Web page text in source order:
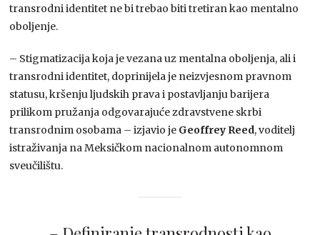
transrodni identitet ne bi trebao biti tretiran kao mentalno
oboljenje.
– Stigmatizacija koja je vezana uz mentalna oboljenja, ali i
transrodni identitet, doprinijela je neizvjesnom pravnom
statusu, kršenju ljudskih prava i postavljanju barijera
prilikom pružanja odgovarajuće zdravstvene skrbi
transrodnim osobama – izjavio je Geoffrey Reed, voditelj
istraživanja na Meksičkom nacionalnom autonomnom
sveučilištu.